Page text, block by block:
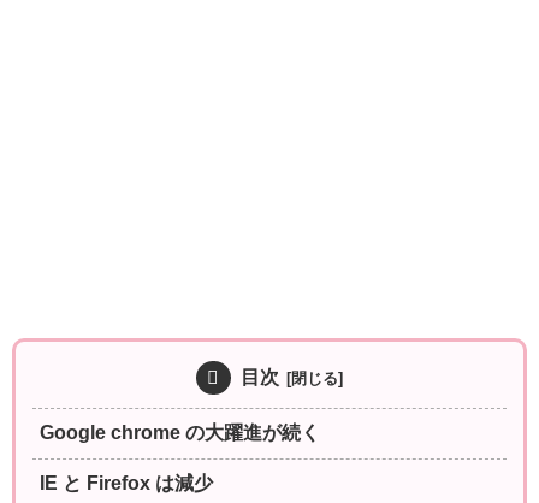
目次
Google chrome の大躍進が続く
IE と Firefox は減少